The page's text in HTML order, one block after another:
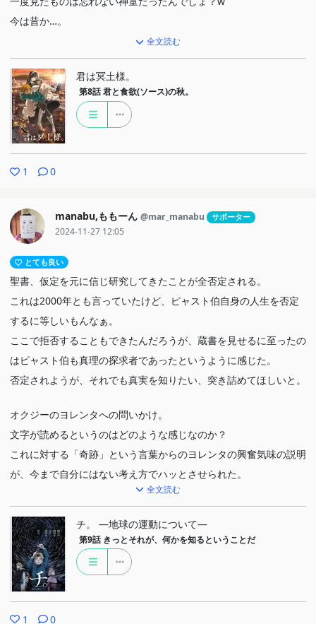
今は昔か…。
こないだいた子が絡んできた。
日陰さんも裏稼業っぽい感じだったけども、どうなんだろ。
全文読む
君は冥土様。
第8話 君と食欲(ソース)の秋。
1 0
manabu,ももーん @mar_manabu サポーター
2024-11-27 12:05
とても良い
聖書、仮定を元に信じ研究してきたことが全否定される。
これは2000年とも言っていたけど、ピャスト伯自身の人生を否定
するに等しいもんなぁ。
ここで拒否することもできたんだろうが、蔵書を見せるに至ったの
はピャスト伯も真理の探求者であったというように感じた。
否定されようが、それでも真実を知りたい、突き詰めてほしいと。
オクジーのヨレンタへの問いかけ。
文字が読めるというのはどのような感じなのか？
これに対する「奇跡」という言葉からのヨレンタの興奮気味の説明
が、今まで自分にはない考え方でハッとさせられた。
どうしても今という時代に人間は縛られてしまうけど、過去の知識
時代を超越できるわけだもんなぁ。
すごい考え方だ。
ぽけーっと生きてる自分には思いも寄らない解答だった。
全文読む
チ。 ―地球の運動について―
第9話 きっとそれが、何かを知るということだ
1 0